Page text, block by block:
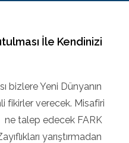
İle Kendinizi
bizlere Yeni Dünyanın
fikirler verecek. Misafiri
ne talep edecek FARK
yarıştırmadan